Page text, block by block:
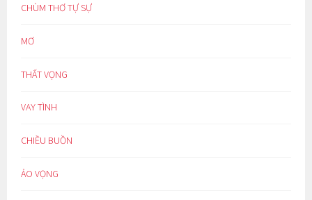
CHÙM THƠ TỰ SỰ
MƠ
THẤT VỌNG
VAY TÌNH
CHIỀU BUỒN
ẢO VỌNG